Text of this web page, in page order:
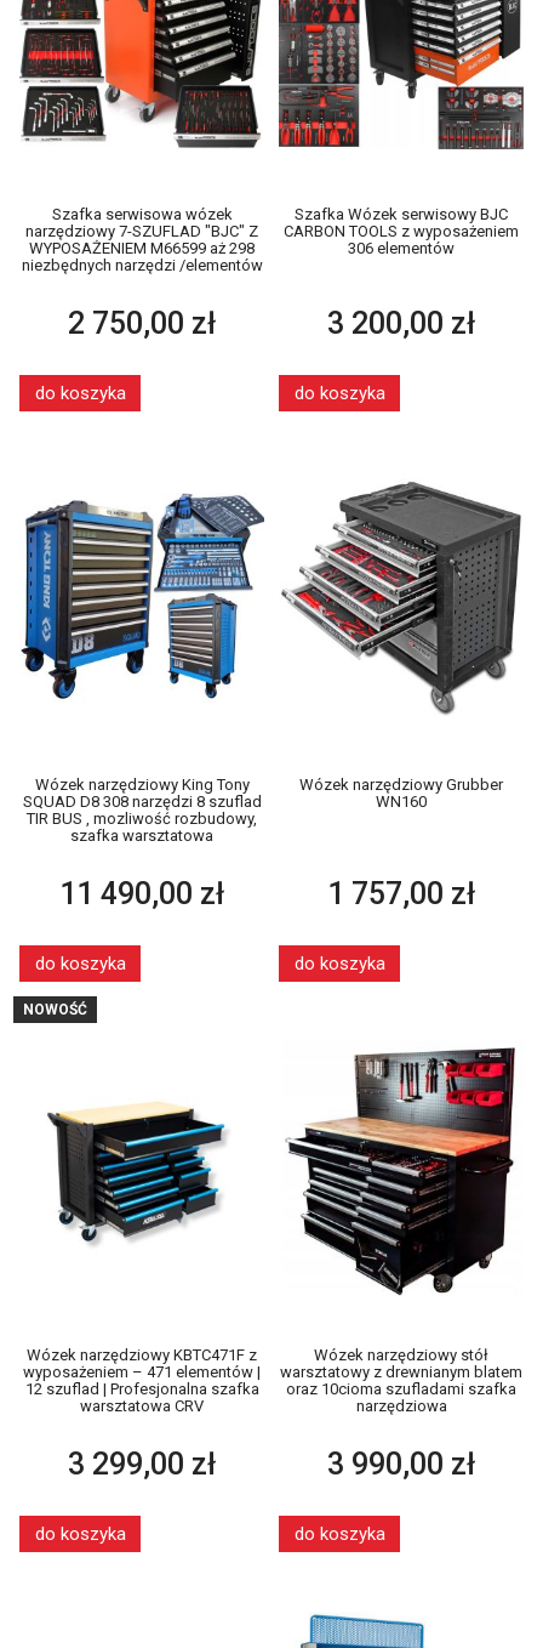
Szafka serwisowa wózek
narzędziowy 7-SZUFLAD "BJC" Z
WYPOSAŻENIEM M66599 aż 298
niezbędnych narzędzi /elementów
2 750,00 zł
do koszyka
Szafka Wózek serwisowy BJC
CARBON TOOLS z wyposażeniem
306 elementów
3 200,00 zł
do koszyka
Wózek narzędziowy King Tony
SQUAD D8 308 narzędzi 8 szuflad
TIR BUS , mozliwość rozbudowy,
szafka warsztatowa
11 490,00 zł
do koszyka
Wózek narzędziowy Grubber
WN160
1 757,00 zł
do koszyka
Wózek narzędziowy KBTC471F z
wyposażeniem – 471 elementów |
12 szuflad | Profesjonalna szafka
warsztatowa CRV
3 299,00 zł
do koszyka
NOWOŚĆ
Wózek narzędziowy stół
warsztatowy z drewnianym blatem
oraz 10cioma szufladami szafka
narzędziowa
3 990,00 zł
do koszyka